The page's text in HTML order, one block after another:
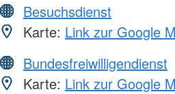
Besuchsdienst
Karte: Link zur Google
Bundesfreiwilligendienst
Karte: Link zur Google